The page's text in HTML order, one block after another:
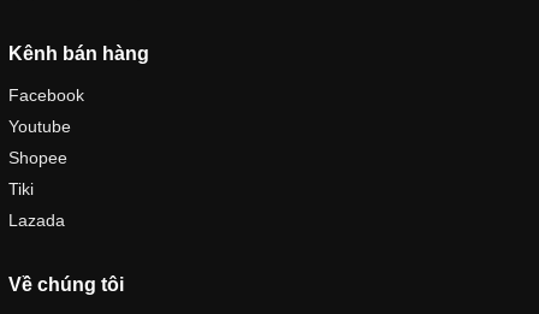
Kênh bán hàng
Facebook
Youtube
Shopee
Tiki
Lazada
Về chúng tôi